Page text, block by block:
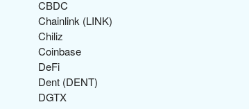
CBDC
Chainlink (LINK)
Chiliz
Coinbase
DeFi
Dent (DENT)
DGTX